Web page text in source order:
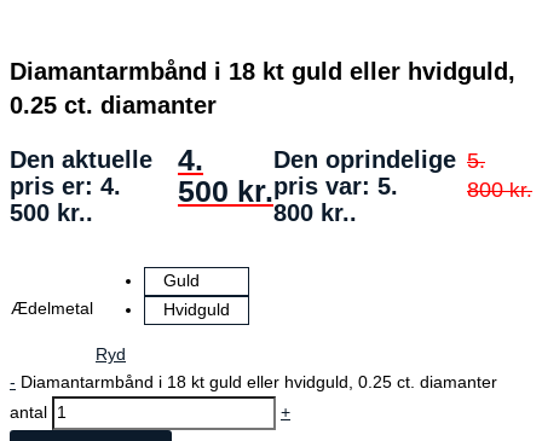
Diamantarmbånd i 18 kt guld eller hvidguld,
0.25 ct. diamanter
5.
800kr.
Den oprindelige
pris var: 5.
800 kr..
4.
500 kr.
Den aktuelle
pris er: 4.
500 kr..
Ædelmetal
Guld
Hvidguld
Ryd
- Diamantarmbånd i 18 kt guld eller hvidguld, 0.25 ct. diamanter
antal
+